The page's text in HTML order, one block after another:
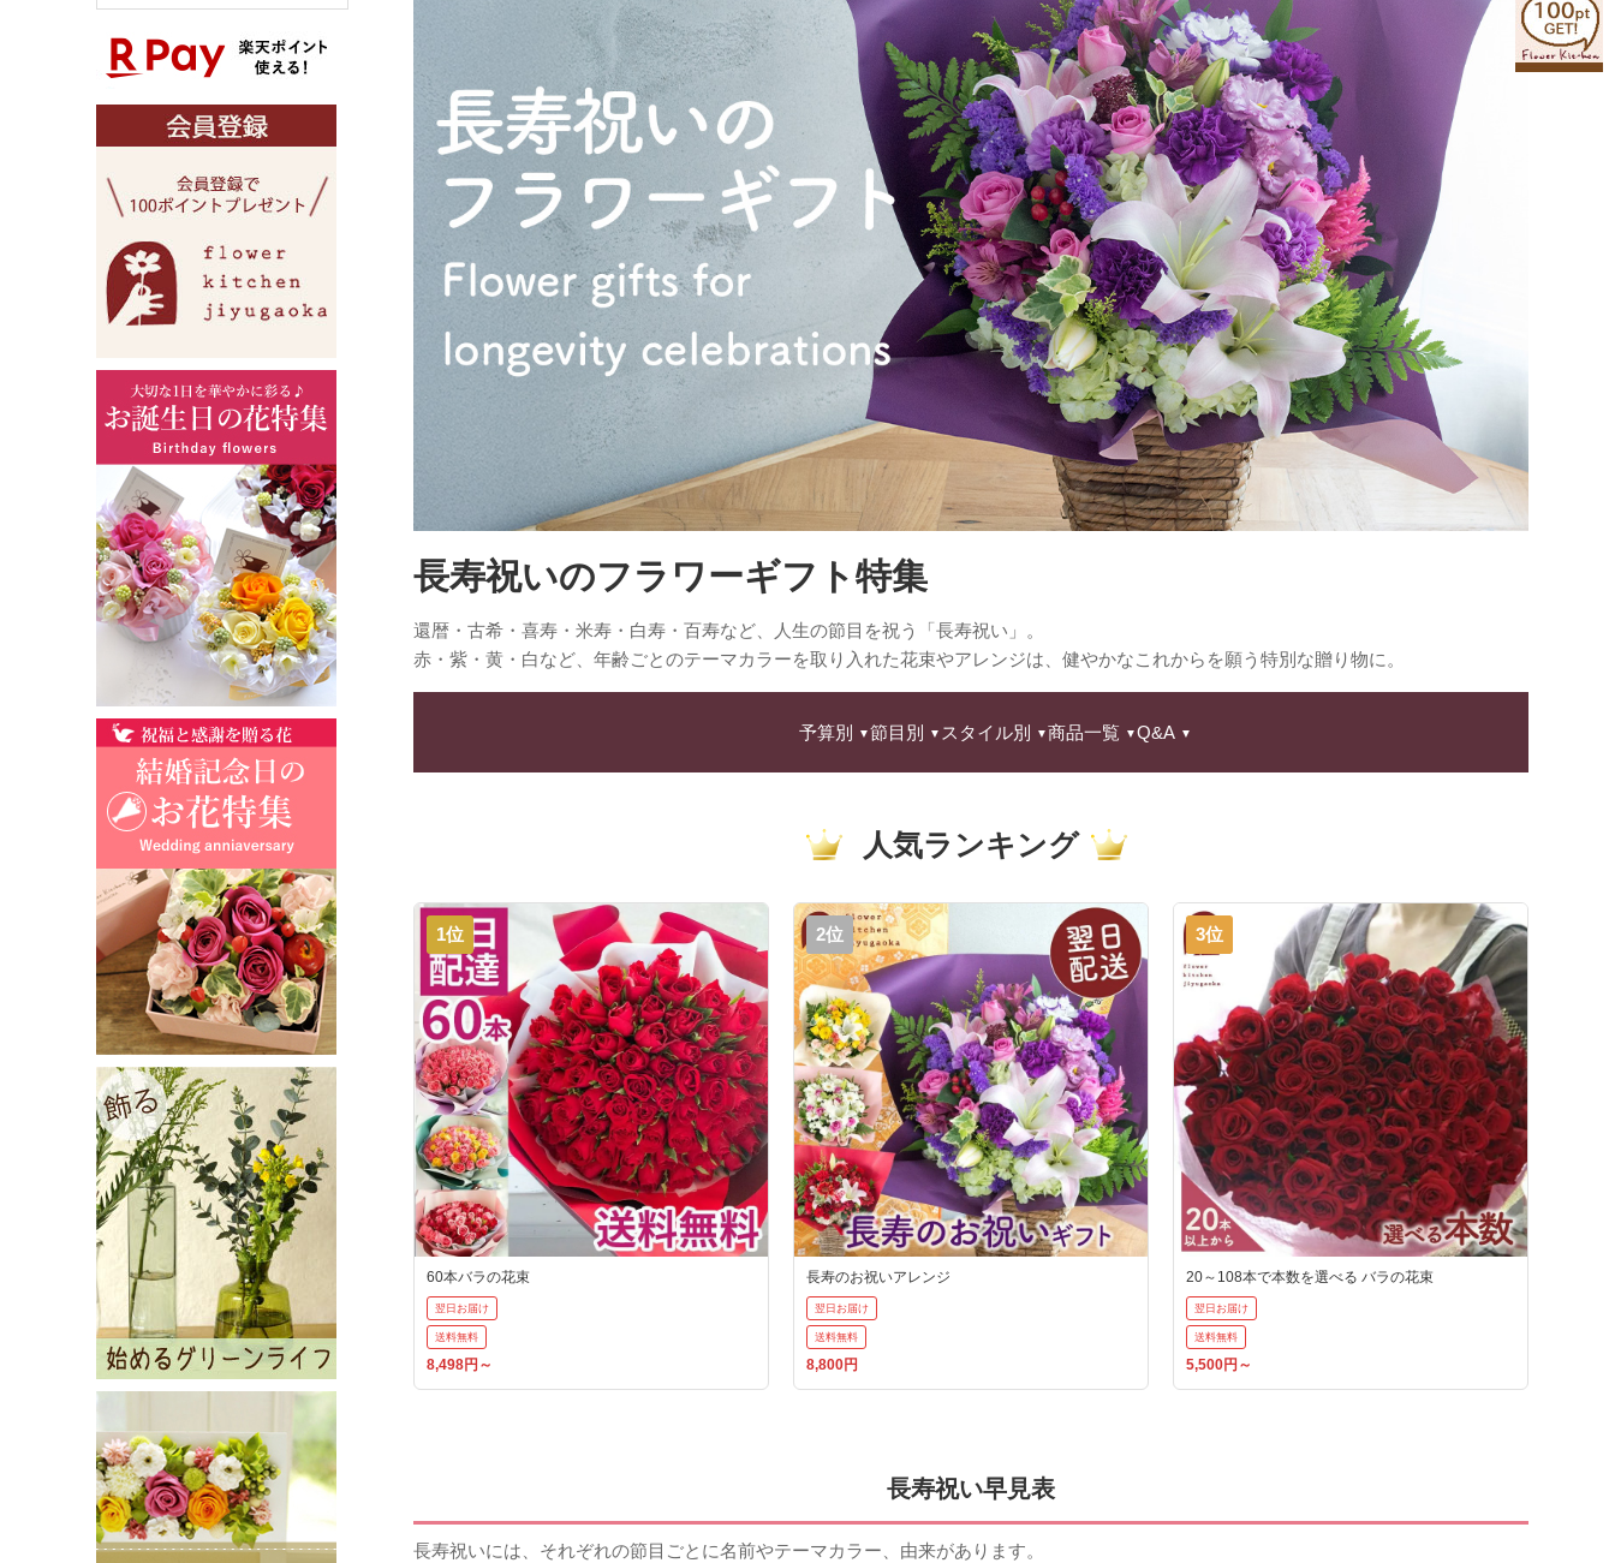
長寿祝いのフラワーギフト特集
還暦・古希・喜寿・米寿・白寿・百寿など、人生の節目を祝う「長寿祝い」。
赤・紫・黄・白など、年齢ごとのテーマカラーを取り入れた花束やアレンジは、健やかなこれからを願う特別な贈り物に。
予算別 節目別 スタイル別 商品一覧 Q&A
人気ランキング
1位
60本バラの花束
翌日お届け
送料無料
8,498円～
2位
長寿のお祝いアレンジ
翌日お届け
送料無料
8,800円
3位
20～108本で本数を選べる バラの花束
翌日お届け
送料無料
5,500円～
長寿祝い早見表
長寿祝いには、それぞれの節目ごとに名前やテーマカラー、由来があります。